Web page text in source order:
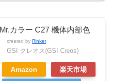
Mr.カラー C27 機体内部色
created by Rinker
GSI クレオス(GSI Creos)
Amazon 楽天市場